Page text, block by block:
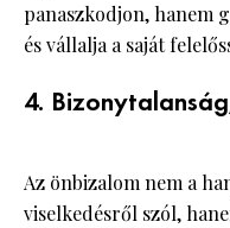
panaszkodjon, hanem
és vállalja a saját
4.
Az önbizalom nem a
viselkedésről szól,